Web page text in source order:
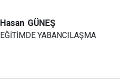
Hasan GÜNEŞ
EĞİTİMDE YABANCILAŞMA